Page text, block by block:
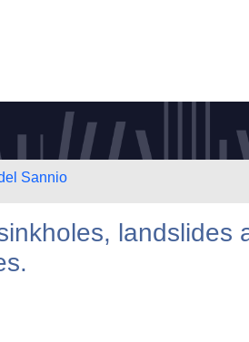
Sannio
landslides